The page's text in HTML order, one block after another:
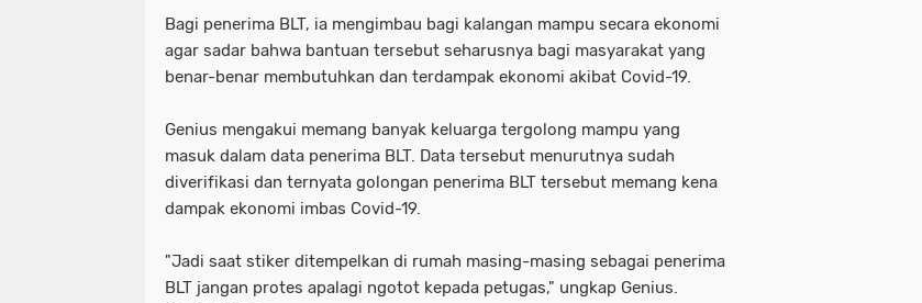
Bagi penerima BLT, ia mengimbau bagi kalangan mampu secara ekonomi
agar sadar bahwa bantuan tersebut seharusnya bagi masyarakat yang
benar-benar membutuhkan dan terdampak ekonomi akibat Covid-19.
Genius mengakui memang banyak keluarga tergolong mampu yang
masuk dalam data penerima BLT. Data tersebut menurutnya sudah
diverifikasi dan ternyata golongan penerima BLT tersebut memang kena
dampak ekonomi imbas Covid-19.
"Jadi saat stiker ditempelkan di rumah masing-masing sebagai penerima
BLT jangan protes apalagi ngotot kepada petugas," ungkap Genius.